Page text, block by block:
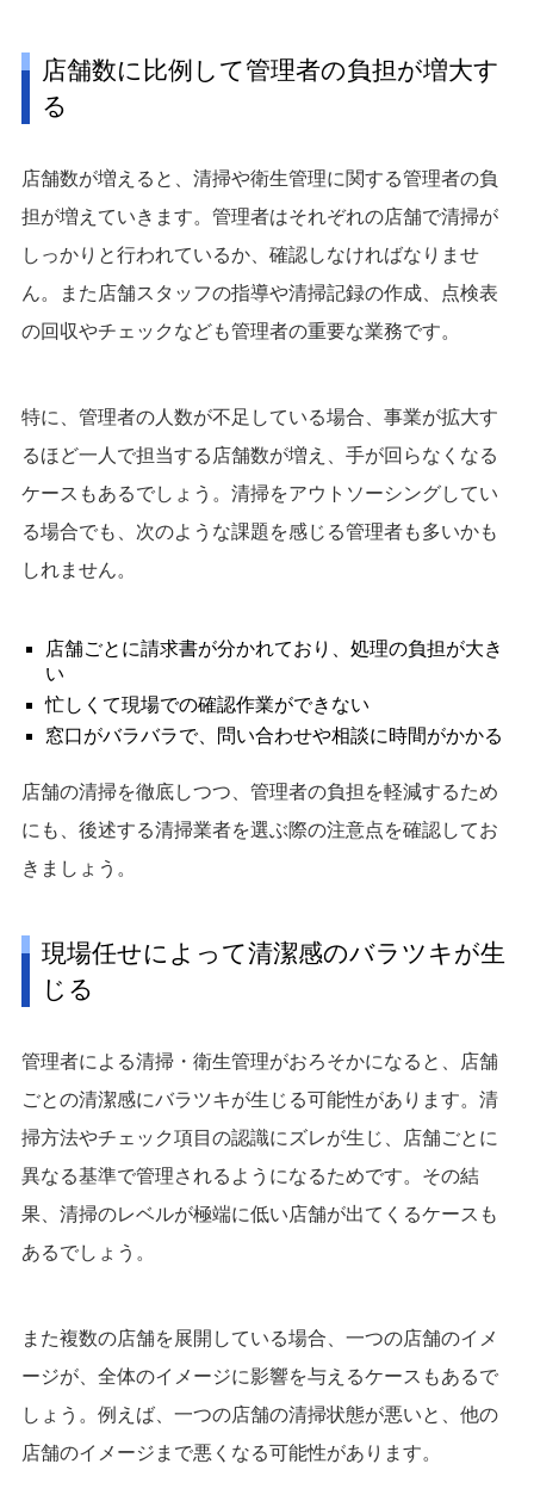
店舗数に比例して管理者の負担が増大す
る
店舗数が増えると、清掃や衛生管理に関する管理者の負
担が増えていきます。管理者はそれぞれの店舗で清掃が
しっかりと行われているか、確認しなければなりませ
ん。また店舗スタッフの指導や清掃記録の作成、点検表
の回収やチェックなども管理者の重要な業務です。
特に、管理者の人数が不足している場合、事業が拡大す
るほど一人で担当する店舗数が増え、手が回らなくなる
ケースもあるでしょう。清掃をアウトソーシングしてい
る場合でも、次のような課題を感じる管理者も多いかも
しれません。
店舗ごとに請求書が分かれており、処理の負担が大き
い
忙しくて現場での確認作業ができない
窓口がバラバラで、問い合わせや相談に時間がかかる
店舗の清掃を徹底しつつ、管理者の負担を軽減するため
にも、後述する清掃業者を選ぶ際の注意点を確認してお
きましょう。
現場任せによって清潔感のバラツキが生
じる
管理者による清掃・衛生管理がおろそかになると、店舗
ごとの清潔感にバラツキが生じる可能性があります。清
掃方法やチェック項目の認識にズレが生じ、店舗ごとに
異なる基準で管理されるようになるためです。その結
果、清掃のレベルが極端に低い店舗が出てくるケースも
あるでしょう。
また複数の店舗を展開している場合、一つの店舗のイメ
ージが、全体のイメージに影響を与えるケースもあるで
しょう。例えば、一つの店舗の清掃状態が悪いと、他の
店舗のイメージまで悪くなる可能性があります。